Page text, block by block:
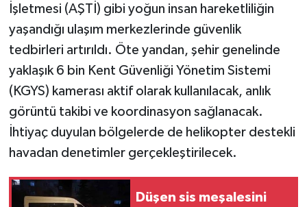
İşletmesi (AŞTİ) gibi yoğun insan hareketliliğin
yaşandığı ulaşım merkezlerinde güvenlik
tedbirleri artırıldı. Öte yandan, şehir genelinde
yaklaşık 6 bin Kent Güvenliği Yönetim Sistemi
(KGYS) kamerası aktif olarak kullanılacak, anlık
görüntü takibi ve koordinasyon sağlanacak.
İhtiyaç duyulan bölgelerde de helikopter destekli
havadan denetimler gerçekleştirilecek.
Düşen sis meşalesini